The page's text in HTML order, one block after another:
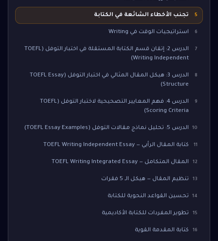
5 تجنب الأخطاء الشائعة في الكتابة
6 استراتيجيات الوقت في Writing
7
الدرس 2: إتقان قسم الكتابة المستقلة في اختبار التوفل (TOEFL
Writing Independent)
8
الدرس 3: هيكل المقال المثالي في اختبار التوفل (TOEFL Essay
Structure)
9
الدرس 4: فهم المعايير التصحيحية لاختبار التوفل (TOEFL
Scoring Criteria)
10 الدرس 5: تحليل نماذج مقالات التوفل (TOEFL Essay Examples)
11 كتابة المقال الرأيي — TOEFL Writing Independent Essay
12 المقال المتكامل — TOEFL Writing Integrated Essay
13 تنظيم المقال — هيكل الـ 5 فقرات
14 تحسين القواعد النحوية للكتابة
15 تطوير المفردات للكتابة الأكاديمية
16 كتابة المقدمة القوية